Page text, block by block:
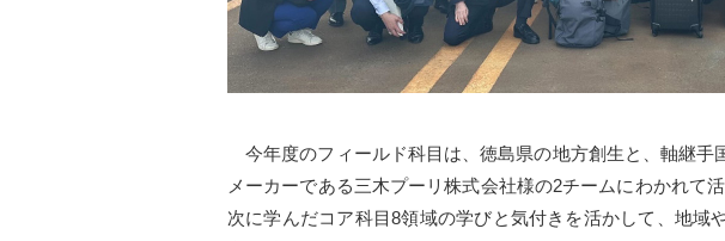
今年度のフィールド科目は、徳島県の地方創生と、軸継手
メーカーである三木プーリ株式会社様の2チームにわかれて
次に学んだコア科目8領域の学びと気付きを活かして、地域